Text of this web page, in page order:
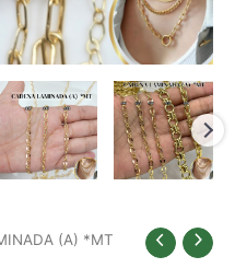
(A) *MT